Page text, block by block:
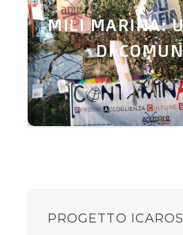
MILI MARINA:
DI
Mili Marina: un patto
PROGETTO ICAROS